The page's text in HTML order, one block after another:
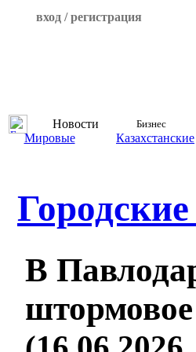
вход / регистрация
Новости Бизнес
Мировые Казахстанские
В